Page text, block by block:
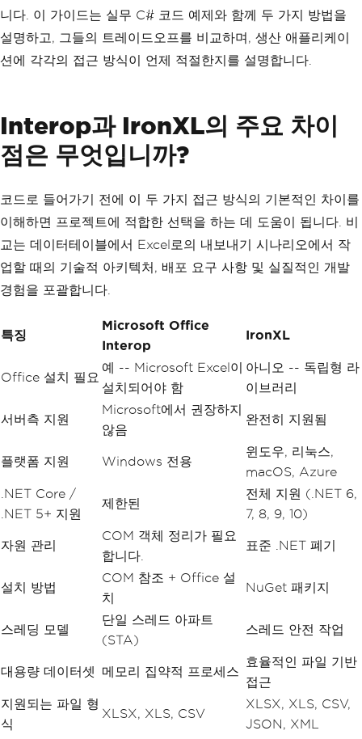
니다. 이 가이드는 실무 C# 코드 예제와 함께 두 가지 방법을
설명하고, 그들의 트레이드오프를 비교하며, 생산 애플리케이
션에 각각의 접근 방식이 언제 적절한지를 설명합니다.
Interop과 IronXL의 주요 차이
점은 무엇입니까?
코드로 들어가기 전에 이 두 가지 접근 방식의 기본적인 차이를
이해하면 프로젝트에 적합한 선택을 하는 데 도움이 됩니다. 비
교는 데이터테이블에서 Excel로의 내보내기 시나리오에서 작
업할 때의 기술적 아키텍처, 배포 요구 사항 및 실질적인 개발
경험을 포괄합니다.
특징
Microsoft Office
Interop
IronXL
Office 설치 필요
예 -- Microsoft Excel이
설치되어야 함
아니오 -- 독립형 라
이브러리
서버측 지원
Microsoft에서 권장하지
않음
완전히 지원됨
플랫폼 지원 Windows 전용
윈도우, 리눅스,
macOS, Azure
.NET Core /
.NET 5+ 지원
제한된
전체 지원 (.NET 6,
7, 8, 9, 10)
자원 관리
COM 객체 정리가 필요
합니다.
표준 .NET 폐기
설치 방법
COM 참조 + Office 설
치
NuGet 패키지
스레딩 모델
단일 스레드 아파트
(STA)
스레드 안전 작업
대용량 데이터셋 메모리 집약적 프로세스
효율적인 파일 기반
접근
지원되는 파일 형
식
XLSX, XLS, CSV
XLSX, XLS, CSV,
JSON, XML